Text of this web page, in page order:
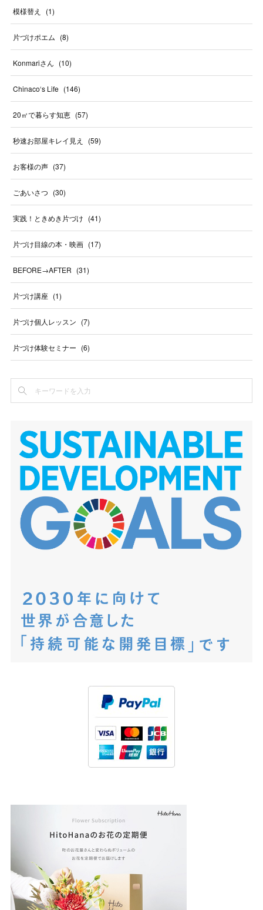
模様替え (1)
片づけポエム (8)
Konmariさん (10)
Chinaco‘s Life (146)
20㎡で暮らす知恵 (57)
秒速お部屋キレイ見え (59)
お客様の声 (37)
ごあいさつ (30)
実践！ときめき片づけ (41)
片づけ目線の本・映画 (17)
BEFORE→AFTER (31)
片づけ講座 (1)
片づけ個人レッスン (7)
片づけ体験セミナー (6)